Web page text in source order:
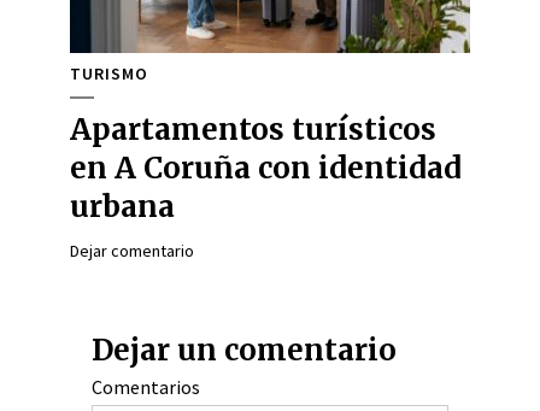
TURISMO
Apartamentos turísticos
en A Coruña con identidad
urbana
Dejar comentario
Dejar un comentario
Comentarios